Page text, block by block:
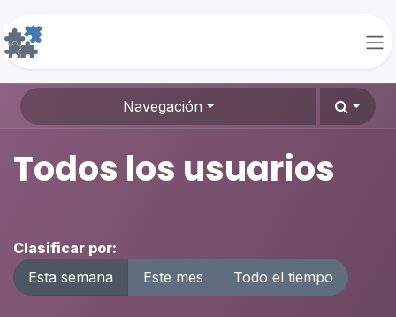
Navegación
Todos los usuarios
Clasificar por:
Esta semana
Este mes Todo el tiempo